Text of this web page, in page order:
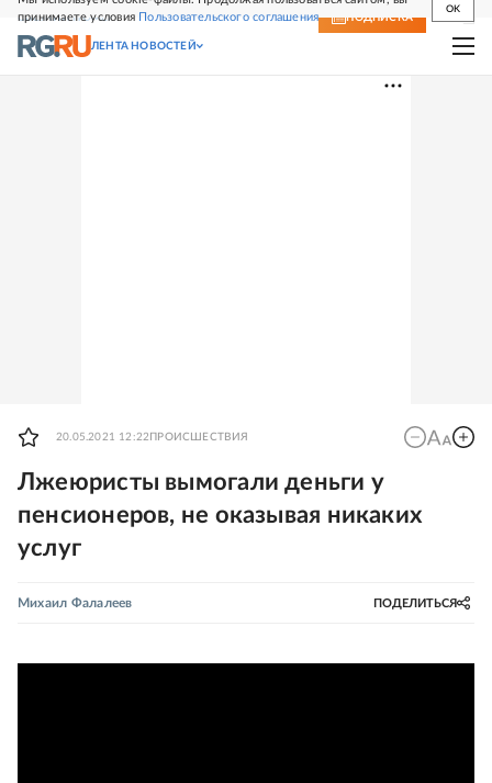
принимаете условия Пользовательского соглашения
OK
СВЕЖИЙ НОМЕР ПОДПИСКА
ЛЕНТА НОВОСТЕЙ
20.05.2021 12:22 ПРОИСШЕСТВИЯ
Лжеюристы вымогали деньги у
пенсионеров, не оказывая никаких
услуг
Михаил Фалалеев ПОДЕЛИТЬСЯ